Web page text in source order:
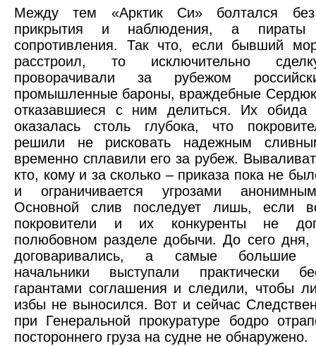
Между тем «Арктик Си» болтался
прикрытия и наблюдения, а
сопротивления. Так что, если бывший
расстроил, то исключительно
проворачивали за рубежом
промышленные бароны, враждебные
отказавшиеся с ним делиться. Их обида
оказалась столь глубока, что
решили не рисковать надежным
временно сплавили его за рубеж.
кто, кому и за сколько – приказа пока не
и ограничивается угрозами
Основной слив последует лишь, если
покровители и их конкуренты не
полюбовном разделе добычи. До сего дня,
договаривались, а самые большие
начальники выступали практически
гарантами соглашения и следили, чтобы
избы не выносился. Вот и сейчас
при Генеральной прокуратуре бодро
постороннего груза на судне не обнаружено.